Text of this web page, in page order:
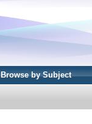
Browse by Subject